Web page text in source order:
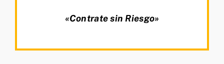
«Contrate sin Riesgo»